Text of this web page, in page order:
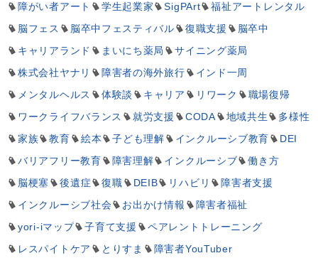
障がい者アート
学生起業家 SigPArt
福祉アートレンタル
脳フェス
脳卒中フェスティバル 復職支援
脳卒中
キャリアランド
まいにち薬局
サイニング薬局
株式会社ヤナリ
障害者の海外旅行
インド一周
メンタルヘルス
体験談 キャリア リワーク
職場復帰
ワークライフバランス
就労支援 CODA 地域共生
多様性
家族
教育 絵本 子ども理解 インクルーシブ教育
DEI
バリアフリー教育
障害理解 インクルーシブ
働き方
脳梗塞
後遺症 復職 DEIB リハビリ
障害者支援
インクルーシブ社会
お出かけ情報
障害者福祉
yori-iマップ
子育て支援
ペアレントトレーニング
レスパイトケア
とりすま
障害者YouTuber